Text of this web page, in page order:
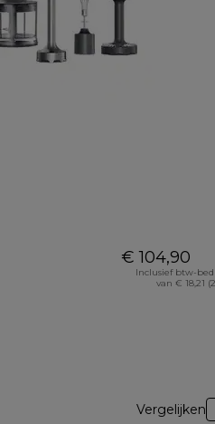
€ 104,90
Inclusief btw-
van € 18,21
Vergelijken